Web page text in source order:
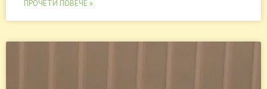
ПРОЧЕТИ ПОВЕЧЕ »